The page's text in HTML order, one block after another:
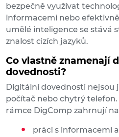
bezpečně využívat
informacemi nebo
umělé inteligence se stává
znalost cizích jazyků.
Co vlastně znamenají
dovednosti?
Digitální dovednosti nejsou
počítač nebo chytrý
rámce DigComp zahrnují
práci s informacemi